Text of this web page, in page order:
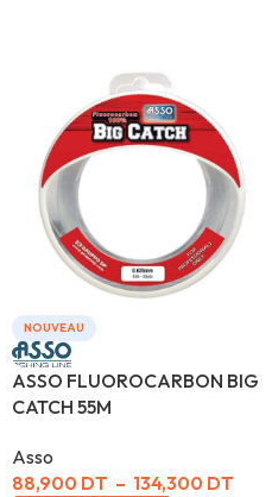
NOUVEAU
ASSO FLUOROCARBON BIG
CATCH 55M
Asso
88,900 DT – 134,300 DT